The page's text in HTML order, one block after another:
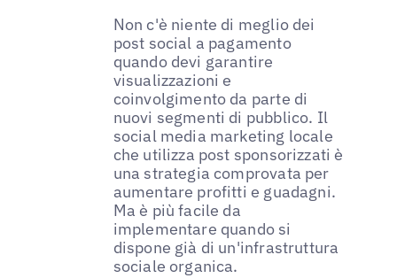
Non c'è niente di meglio dei
post social a pagamento
quando devi garantire
visualizzazioni e
coinvolgimento da parte di
nuovi segmenti di pubblico. Il
social media marketing locale
che utilizza post sponsorizzati è
una strategia comprovata per
aumentare profitti e guadagni.
Ma è più facile da
implementare quando si
dispone già di un'infrastruttura
sociale organica.